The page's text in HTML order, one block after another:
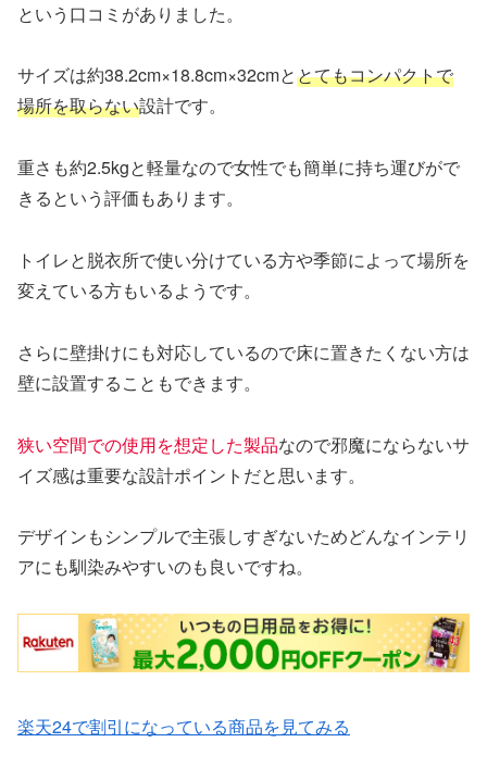
という口コミがありました。
サイズは約38.2cm×18.8cm×32cmととてもコンパクトで
場所を取らない設計です。
重さも約2.5kgと軽量なので女性でも簡単に持ち運びがで
きるという評価もあります。
トイレと脱衣所で使い分けている方や季節によって場所を
変えている方もいるようです。
さらに壁掛けにも対応しているので床に置きたくない方は
壁に設置することもできます。
狭い空間での使用を想定した製品なので邪魔にならないサ
イズ感は重要な設計ポイントだと思います。
デザインもシンプルで主張しすぎないためどんなインテリ
アにも馴染みやすいのも良いですね。
楽天24で割引になっている商品を見てみる